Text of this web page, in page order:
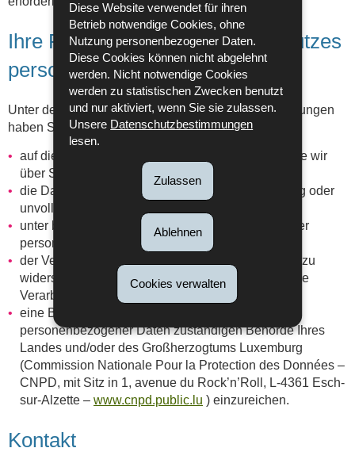
Diese Website verwendet für ihren
Betrieb notwendige Cookies, ohne
Nutzung personenbezogener Daten.
Diese Cookies können nicht abgelehnt
werden. Nicht notwendige Cookies
werden zu statistischen Zwecken benutzt
und nur aktiviert, wenn Sie sie zulassen.
Unsere Datenschutzbestimmungen
lesen.
Zulassen
Ablehnen
Cookies verwalten
Ihre Rechte im Bereich des Schutzes
personenbezogener Daten
Unter den in den Vorschriften vorgesehenen Bedingungen
haben Sie das Recht:
auf die personenbezogenen Daten zuzugreifen, die wir
über Sie gespeichert haben,
die Daten berichtigen zu lassen, wenn sie unrichtig oder
unvollständig sind,
unter bestimmten Umständen die Verarbeitung Ihrer
personenbezogenen Daten einzuschränken,
der Verarbeitung Ihrer personenbezogenen Daten zu
widersprechen, wenn Sie der Ansicht sind, dass die
Verarbeitung unrechtmäßig ist,
eine Beschwerde bei der für den Schutz
personenbezogener Daten zuständigen Behörde Ihres
Landes und/oder des Großherzogtums Luxemburg
(Commission Nationale Pour la Protection des Données –
CNPD, mit Sitz in 1, avenue du Rock’n’Roll, L-4361 Esch-
sur-Alzette –www.cnpd.public.lu​ ) einzureichen.
Kontakt